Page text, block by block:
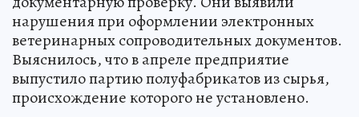
нарушения при оформлении электронных
ветеринарных сопроводительных документов.
Выяснилось, что в апреле предприятие
выпустило партию полуфабрикатов из сырья,
происхождение которого не установлено.